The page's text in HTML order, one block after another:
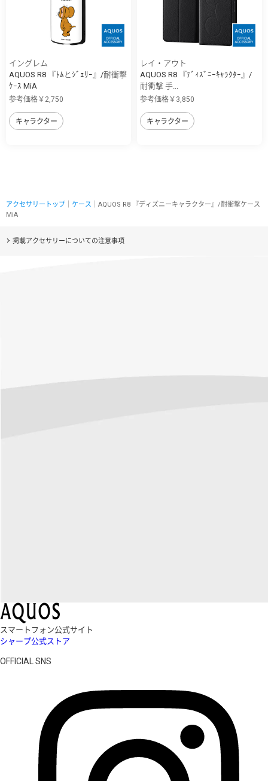
イングレム
AQUOS R8 『ﾄﾑとｼﾞｪﾘｰ』/耐衝撃
ｹｰｽ MiA
参考価格￥2,750
キャラクター
レイ・アウト
AQUOS R8 『ﾃﾞｨｽﾞﾆｰｷｬﾗｸﾀｰ』/
耐衝撃 手...
参考価格￥3,850
キャラクター
アクセサリートップ ケース ｜AQUOS R8 『ディズニーキャラクター』/耐衝撃ケース
MiA
掲載アクセサリーについての注意事項
スマートフォン公式サイト
シャープ公式ストア
OFFICIAL SNS